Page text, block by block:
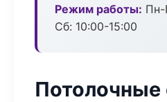
Режим работы: Пн-
Сб: 10:00-15:00
Потолочные